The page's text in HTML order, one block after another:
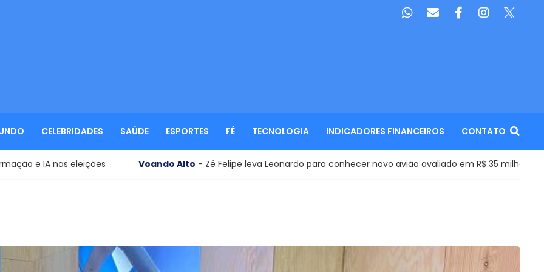
CELEBRIDADES SAÚDE ESPORTES FÉ TECNOLOGIA INDICADORES FINANCEIROS CONTATO
Voando Alto - Zé Felipe leva Leonardo para conhecer novo avião avaliado em R$ 35 milhões: ‘Aprovou’